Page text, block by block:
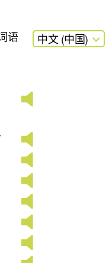
语 中文 (中国)